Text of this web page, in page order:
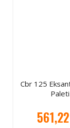
Cbr 125
Paleti